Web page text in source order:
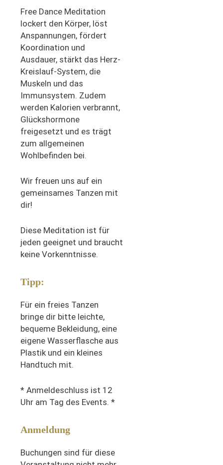
Free Dance Meditation
lockert den Körper, löst
Anspannungen, fördert
Koordination und
Ausdauer, stärkt das Herz-
Kreislauf-System, die
Muskeln und das
Immunsystem. Zudem
werden Kalorien verbrannt,
Glückshormone
freigesetzt und es trägt
zum allgemeinen
Wohlbefinden bei.
Wir freuen uns auf ein
gemeinsames Tanzen mit
dir!
Diese Meditation ist für
jeden geeignet und braucht
keine Vorkenntnisse.
Tipp:
Für ein freies Tanzen
bringe dir bitte leichte,
bequeme Bekleidung, eine
eigene Wasserflasche aus
Plastik und ein kleines
Handtuch mit.
* Anmeldeschluss ist 12
Uhr am Tag des Events. *
Anmeldung
Buchungen sind für diese